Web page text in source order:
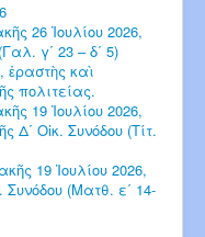
26 Ἰουλίου 2026,
γ΄ 23 – δ΄ 5)
ἐραστὴς καὶ
πολιτείας.
19 Ἰουλίου 2026,
Δ΄ Οἰκ. Συνόδου (Τίτ.
19 Ἰουλίου 2026,
(Ματθ. ε΄ 14-